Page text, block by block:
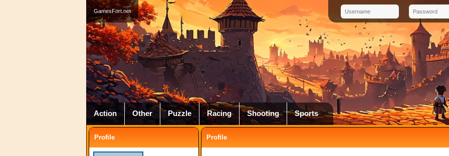
GamesFort.net
Action Other Puzzle Racing Shooting Sports
Profile Profile